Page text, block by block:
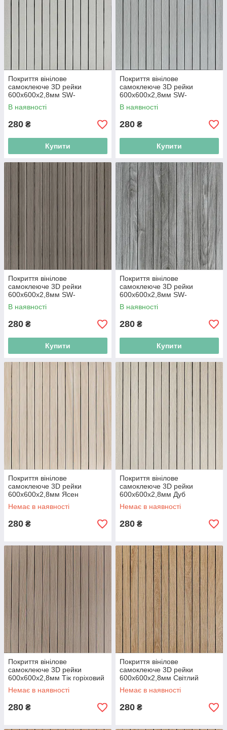
Покриття вінілове
самоклеюче 3D рейки
600х600х2,8мм SW-
00003242
В наявності
280 ₴
Купити
Покриття вінілове
самоклеюче 3D рейки
600х600х2,8мм SW-
00003243
В наявності
280 ₴
Купити
Покриття вінілове
самоклеюче 3D рейки
600х600х2,8мм SW-
00003245
В наявності
280 ₴
Купити
Покриття вінілове
самоклеюче 3D рейки
600х600х2,8мм SW-
00003247
В наявності
280 ₴
Купити
Покриття вінілове
самоклеюче 3D рейки
600х600х2,8мм Ясен
кремовий SW-00002199
Немає в наявності
280 ₴
Покриття вінілове
самоклеюче 3D рейки
600х600х2,8мм Дуб
перлинний пісок SW-
00002200
Немає в наявності
280 ₴
Покриття вінілове
самоклеюче 3D рейки
600х600х2,8мм Тік горіховий
SW-00002202
Немає в наявності
280 ₴
Покриття вінілове
самоклеюче 3D рейки
600х600х2,8мм Світлий
мигдаль SW-00002204
Немає в наявності
280 ₴